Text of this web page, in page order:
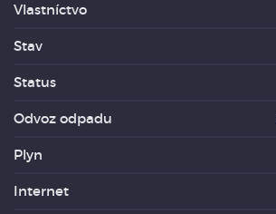
Vlastníctvo
Stav
Status
Odvoz odpadu
Plyn
Internet